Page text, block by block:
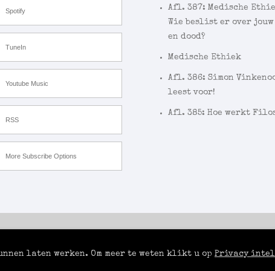
Spotify
TuneIn
Youtube Music
RSS
More Subscribe Options
Afl. 387: Medische
Wie beslist er over
en dood?
Medische Ethiek
Afl. 386: Simon
leest voor!
Afl. 385: Hoe werkt
laten werken. Om meer te weten klikt u op Privacy